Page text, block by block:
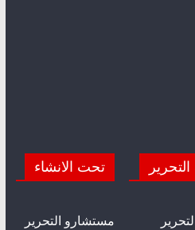
تحت الانشاء
مستشارو التحرير